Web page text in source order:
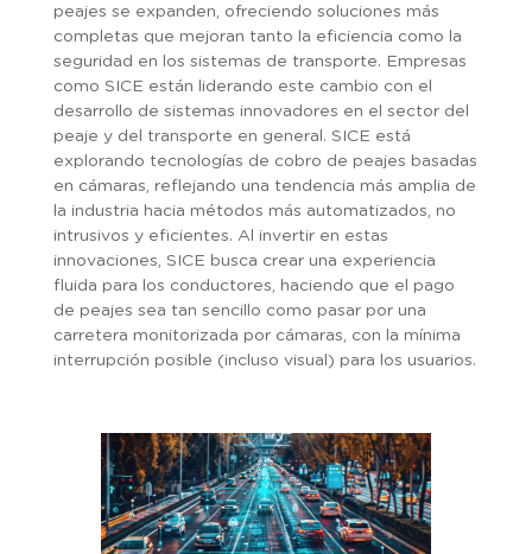
peajes se expanden, ofreciendo soluciones más
completas que mejoran tanto la eficiencia como la
seguridad en los sistemas de transporte. Empresas
como SICE están liderando este cambio con el
desarrollo de sistemas innovadores en el sector del
peaje y del transporte en general. SICE está
explorando tecnologías de cobro de peajes basadas
en cámaras, reflejando una tendencia más amplia de
la industria hacia métodos más automatizados, no
intrusivos y eficientes. Al invertir en estas
innovaciones, SICE busca crear una experiencia
fluida para los conductores, haciendo que el pago
de peajes sea tan sencillo como pasar por una
carretera monitorizada por cámaras, con la mínima
interrupción posible (incluso visual) para los usuarios.